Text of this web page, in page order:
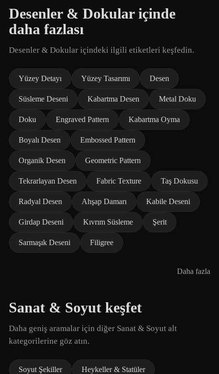
Desenler & Dokular içinde
daha fazlası
Desenler & Dokular içindeki ilgili etiketleri keşfedin.
Yüzey Detayı Yüzey Tasarımı Desen
Süsleme Deseni Kabartma Desen Metal Doku
Doku Engraved Pattern Kabartma Oyma
Boyalı Desen Embossed Pattern
Organik Desen Geometric Pattern
Tekrarlayan Desen Fabric Texture Taş Dokusu
Radyal Desen Ahşap Damarı Kabile Deseni
Girdap Deseni Kıvrım Süsleme Şerit
Sarmaşık Deseni Filigree
Daha fazla
Sanat & Soyut keşfet
Daha geniş aramalar için diğer Sanat & Soyut alt
kategorilerine göz atın.
Soyut Şekiller Heykeller & Statüler